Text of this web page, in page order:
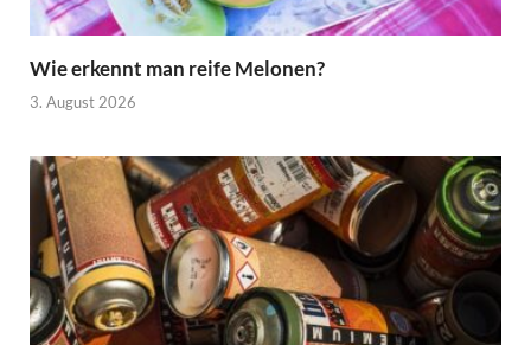
Wie erkennt man reife Melonen?
3. August 2026